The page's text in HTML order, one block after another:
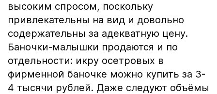
высоким спросом, поскольку
привлекательны на вид и довольно
содержательны за адекватную цену.
Баночки-малышки продаются и по
отдельности: икру осетровых в
фирменной баночке можно купить за 3-
4 тысячи рублей. Даже следуют объёмы